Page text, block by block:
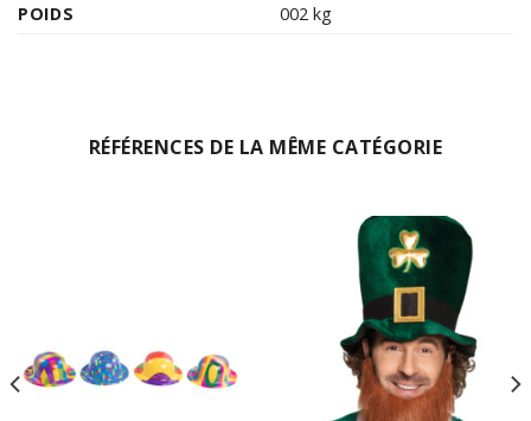
POIDS 002 kg
RÉFÉRENCES DE LA MÊME CATÉGORIE